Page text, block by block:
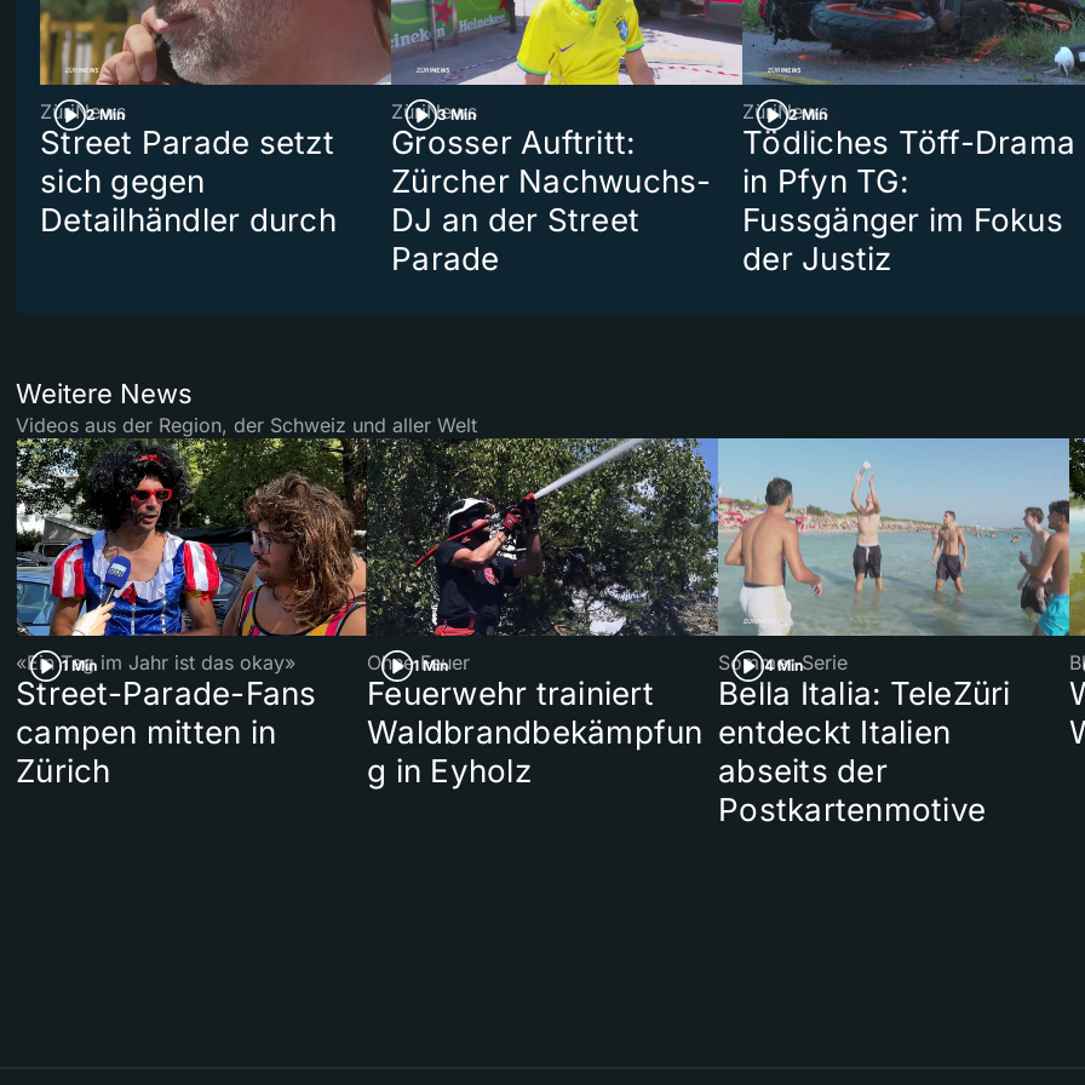
2 Min
ZüriNews
Street Parade setzt
sich gegen
Detailhändler durch
3 Min
ZüriNews
Grosser Auftritt:
Zürcher Nachwuchs-
DJ an der Street
Parade
2 Min
ZüriNews
Tödliches Töff-Drama
in Pfyn TG:
Fussgänger im Fokus
der Justiz
Weitere News
Videos aus der Region, der Schweiz und aller Welt
1 Min
«Ein Tag im Jahr ist das okay»
Street-Parade-Fans
campen mitten in
Zürich
1 Min
Ohne Feuer
Feuerwehr trainiert
Waldbrandbekämpfun
g in Eyholz
4 Min
Sommer-Serie
Bella Italia: TeleZüri
entdeckt Italien
abseits der
Postkartenmotive